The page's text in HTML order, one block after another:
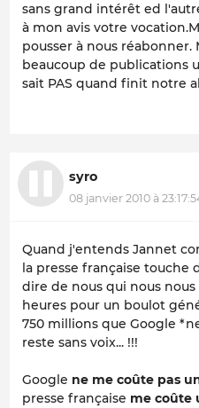
sans grand intérêt ed
à mon avis votre
pousser à nous réabonner.
beaucoup de publications
sait PAS quand finit notre
syro
08 janvier 2010 à
Quand j'entends Jannet
la presse française
dire de nous qui nous
heures pour un boulot
750 millions que Google
reste sans voix... !!!
Google ne me coûte pas
presse française me coûte